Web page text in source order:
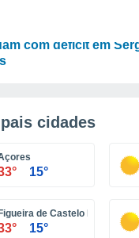
com déficit em
cidades
15°
Figueira de Castelo Rodrigo
15°